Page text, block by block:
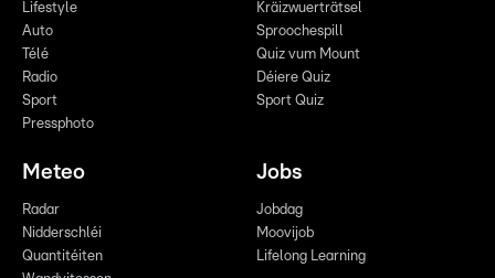
Lifestyle
Auto
Télé
Radio
Sport
Pressphoto
Kräizwuerträtsel
Sproochespill
Quiz vum Mount
Déiere Quiz
Sport Quiz
Meteo
Radar
Nidderschléi
Quantitéiten
Jobs
Jobdag
Moovijob
Lifelong Learning